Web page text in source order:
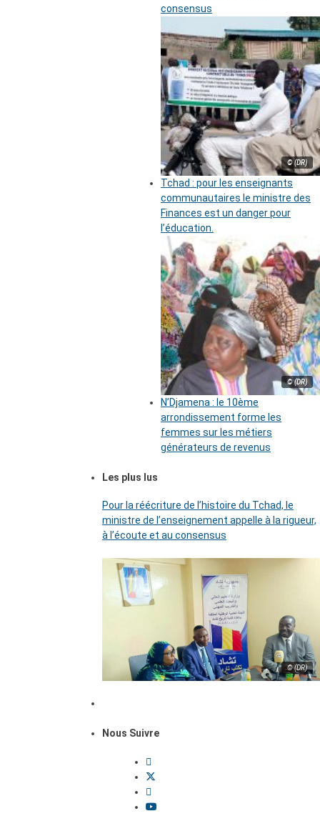
consensus
© (DR)
Tchad : pour les enseignants
communautaires le ministre des
Finances est un danger pour
l’éducation.
© (DR)
N’Djamena : le 10ème
arrondissement forme les
femmes sur les métiers
générateurs de revenus
Les plus lus
Pour la réécriture de l’histoire du Tchad, le
ministre de l’enseignement appelle à la rigueur,
à l’écoute et au consensus
© (DR)
Nous Suivre